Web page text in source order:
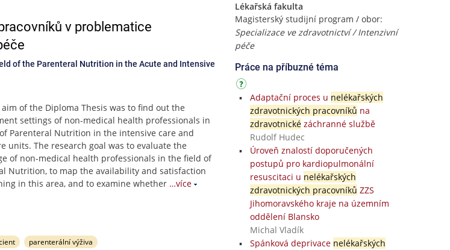
v problematice
of the Parenteral Nutrition in the Acute and Intensive
aim of the Diploma Thesis was to find out the
settings of non-medical health professionals in
Parenteral Nutrition in the intensive care and
units. The research goal was to evaluate the
of non-medical health professionals in the field of
Nutrition, to map the availability and satisfaction
in this area, and to examine whether …více
parenterální výživa
Lékařská fakulta
Magisterský studijní program / obor:
Specializace ve zdravotnictví / Intenzivní
péče
Práce na příbuzné téma
Adaptační proces u nelékařských
zdravotnických pracovníků na
zdravotnickézáchranné službě
Rudolf Hudec
Úroveň znalostí doporučených
postupů pro kardiopulmonální
resuscitaci u nelékařských
zdravotnických pracovníků ZZS
Jihomoravského kraje na územním
oddělení Blansko
Michal Vladík
Spánková deprivace nelékařských